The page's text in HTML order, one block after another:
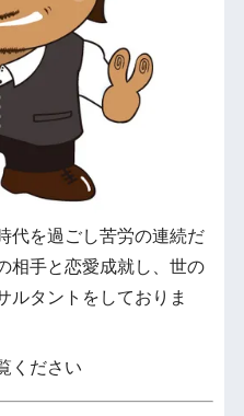
代を過ごし苦労の連続だ
相手と恋愛成就し、世の
ルタントをしておりま
ください